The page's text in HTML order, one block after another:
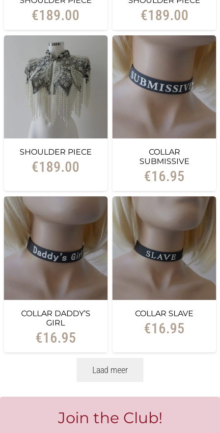
€189.00 €189.00
SHOULDER PIECE
€189.00
COLLAR
SUBMISSIVE
€16.95
COLLAR DADDY’S
GIRL
€16.95
COLLAR SLAVE
€16.95
Laad meer
Join the Club!